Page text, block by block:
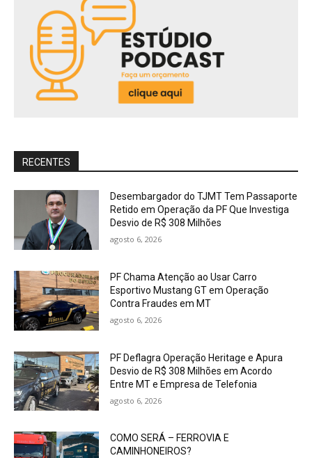
RECENTES
Desembargador do TJMT Tem Passaporte
Retido em Operação da PF Que Investiga
Desvio de R$ 308 Milhões
agosto 6, 2026
PF Chama Atenção ao Usar Carro
Esportivo Mustang GT em Operação
Contra Fraudes em MT
agosto 6, 2026
PF Deflagra Operação Heritage e Apura
Desvio de R$ 308 Milhões em Acordo
Entre MT e Empresa de Telefonia
agosto 6, 2026
COMO SERÁ – FERROVIA E
CAMINHONEIROS?